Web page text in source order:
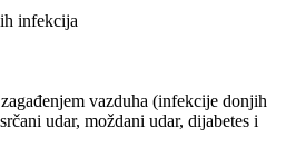
infekcija
vazduha (infekcije donjih
udar, moždani udar, dijabetes i